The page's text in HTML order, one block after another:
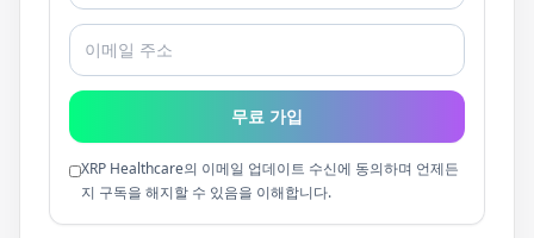
무료 가입
XRP Healthcare의 이메일 업데이트 수신에 동의하며 언제든
지 구독을 해지할 수 있음을 이해합니다.